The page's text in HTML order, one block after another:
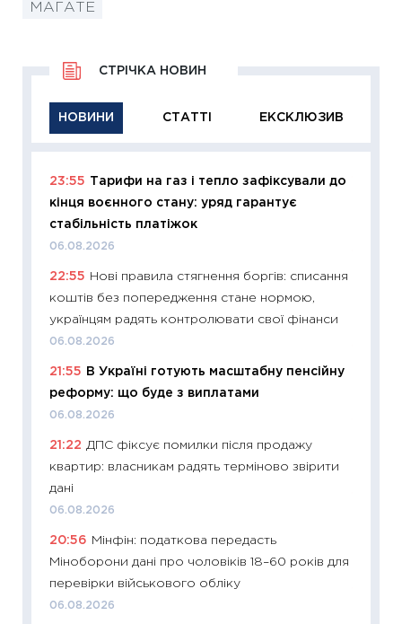
МАГАТЕ
НОВИНИ СТАТТІ ЕКСКЛЮЗИВ
СТРІЧКА НОВИН
23:55 Тарифи на газ і тепло зафіксували до
кінця воєнного стану: уряд гарантує
стабільність платіжок
06.08.2026
22:55
Нові правила стягнення боргів: списання
коштів без попередження стане нормою,
українцям радять контролювати свої фінанси
06.08.2026
21:55
В Україні готують масштабну пенсійну
реформу: що буде з виплатами
06.08.2026
21:22 ДПС фіксує помилки після продажу
квартир: власникам радять терміново звірити
дані
06.08.2026
20:56 Мінфін: податкова передасть
Міноборони дані про чоловіків 18–60 років для
перевірки військового обліку
06.08.2026